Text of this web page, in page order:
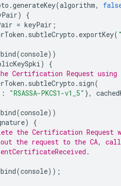
.generateKey(algorithm,
)
{
= keyPair ;
. subtleCrypto . exportKey(
bind(console))
)
{
Certification Request
. subtleCrypto . sign(
: "RSASSA-PKCS1-v1_5" },
bind(console))
)
{
the Certification
the request to the CA,
bind(console));